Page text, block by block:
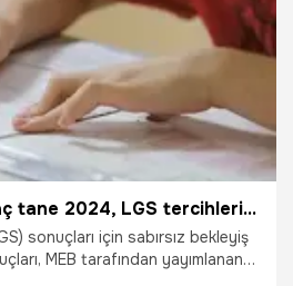
LGS tercih hakkı kaç tane 2024, LGS tercihleri kaç gün sürer 2024? LGS tercihi nasıl yapılır?
sonuçları için sabırsız bekleyiş
MEB tarafından yayımlanan